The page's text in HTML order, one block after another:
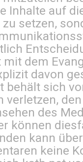
Inhalte auf
zu setzen,
dem
davon
behält sich
verletzen,
des
können
kann
keine